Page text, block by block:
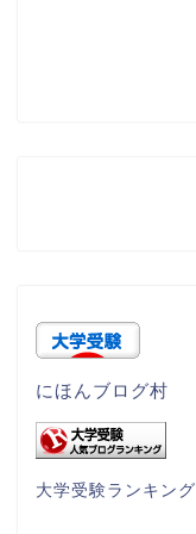
にほんブログ村
大学受験ランキング